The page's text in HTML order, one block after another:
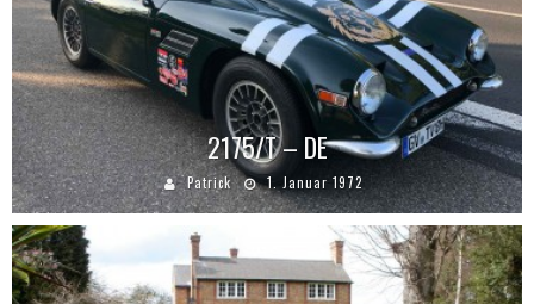
2175/T – DE
Patrick 1. Januar 1972